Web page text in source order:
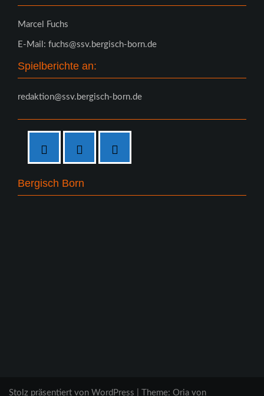
Marcel Fuchs
E-Mail: fuchs@ssv.bergisch-born.de
Spielberichte an:
redaktion@ssv.bergisch-born.de
Bergisch Born
Stolz präsentiert von WordPress Theme: Oria von